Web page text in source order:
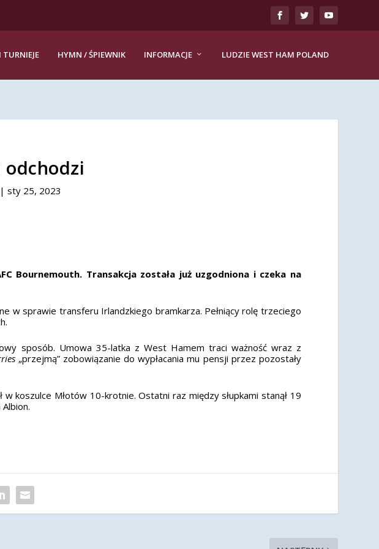
HYMN / ŚPIEWNIK INFORMACJE LUDZIE WEST HAM POLAND
| sty 25, 2023
Bournemouth. Transakcja została już uzgodniona i czeka na
w sprawie transferu Irlandzkiego bramkarza. Pełniący rolę trzeciego
sposób. Umowa 35-latka z West Hamem traci ważność wraz z
„przejmą” zobowiązanie do wypłacania mu pensji przez pozostały
koszulce Młotów 10-krotnie. Ostatni raz między słupkami stanął 19